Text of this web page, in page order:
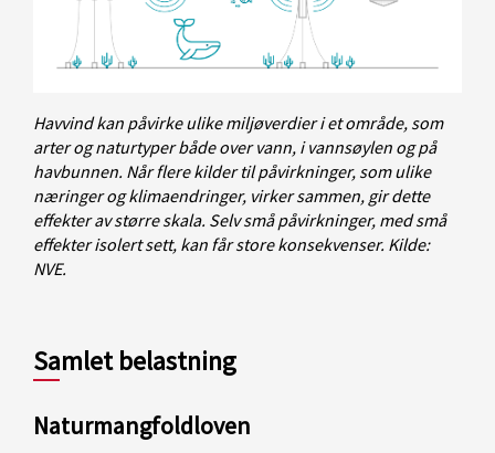
Havvind kan påvirke ulike miljøverdier i et område, som
arter og naturtyper både over vann, i vannsøylen og på
havbunnen. Når flere kilder til påvirkninger, som ulike
næringer og klimaendringer, virker sammen, gir dette
effekter av større skala. Selv små påvirkninger, med små
effekter isolert sett, kan får store konsekvenser. Kilde:
NVE.
Samlet belastning
Naturmangfoldloven